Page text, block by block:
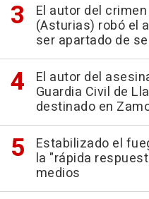
El autor del
(Asturias) robó el
ser apartado de
El autor del
Guardia Civil de
destinado en
Estabilizado el
la "rápida
medios